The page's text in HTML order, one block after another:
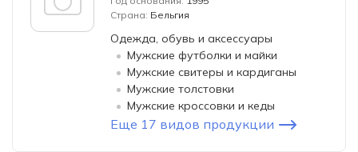
Страна: Бельгия
Одежда, обувь и аксессуары
Мужские футболки и майки
Мужские свитеры и кардиганы
Мужские толстовки
Мужские кроссовки и кеды
Еще 17 видов продукции